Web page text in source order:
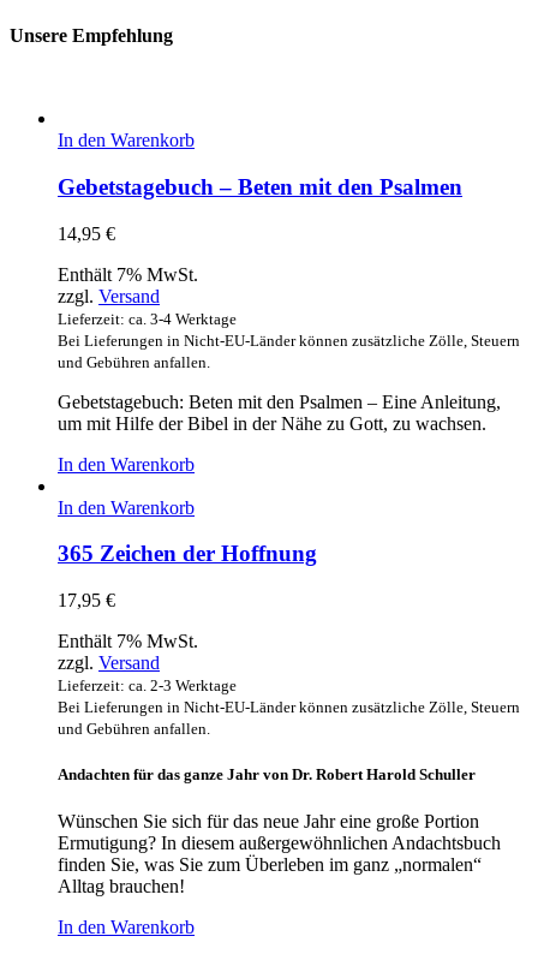
Unsere Empfehlung
In den Warenkorb
Gebetstagebuch – Beten mit den Psalmen
14,95 €
Enthält 7% MwSt.
zzgl. Versand
Lieferzeit: ca. 3-4 Werktage
Bei Lieferungen in Nicht-EU-Länder können zusätzliche Zölle, Steuern
und Gebühren anfallen.
Gebetstagebuch: Beten mit den Psalmen – Eine Anleitung,
um mit Hilfe der Bibel in der Nähe zu Gott, zu wachsen.
In den Warenkorb
In den Warenkorb
365 Zeichen der Hoffnung
17,95 €
Enthält 7% MwSt.
zzgl. Versand
Lieferzeit: ca. 2-3 Werktage
Bei Lieferungen in Nicht-EU-Länder können zusätzliche Zölle, Steuern
und Gebühren anfallen.
Andachten für das ganze Jahr von Dr. Robert Harold Schuller
Wünschen Sie sich für das neue Jahr eine große Portion
Ermutigung? In diesem außergewöhnlichen Andachtsbuch
finden Sie, was Sie zum Überleben im ganz „normalen“
Alltag brauchen!
In den Warenkorb